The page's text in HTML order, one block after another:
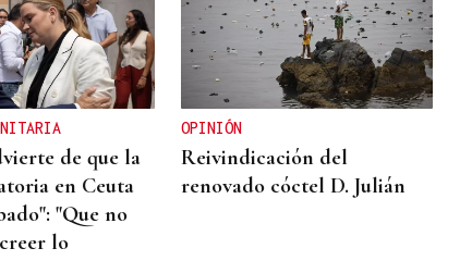
de que la
en Ceuta
"Que no
lo
OPINIÓN
Reivindicación del
renovado cóctel D. Julián